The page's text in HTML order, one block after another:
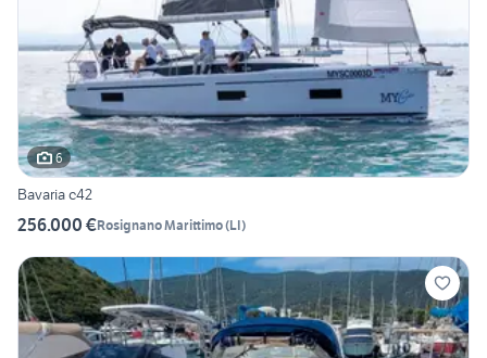
6
Bavaria c42
256.000 €Rosignano Marittimo(LI)